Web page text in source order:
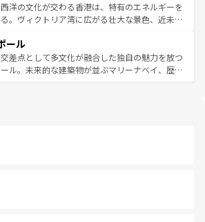
わいたい。どの地域を訪れてもあたたかい人々
迎えてくれるので、きっと忘れられない旅にな
しい。
触れ合い、南部ではプーケットやクラビの美し
リゾート気分を楽しむことができる。タイ料理
候は一年中温暖で、どの季節にも異なる楽しみ
る。親しみやすいタイの人々、仏教を中心とし
して多様な観光資源が、訪れる旅人を魅了し続
洋の文化が交わる香港は、特有のエネルギーを
。ヴィクトリア湾に広がる壮大な景色、近未来
訪れても感動するはず。観光スポットが密集し
率よく見どころを回れるのも魅力。息をのむよ
ら文化的な体験まで、香港を存分に楽しみ尽く
ール
差点として多文化が融合した独自の魅力を放つ
ル。未来的な建築物が並ぶマリーナベイ、歴史
ーズは地元の風情を楽しめる外せないスポット